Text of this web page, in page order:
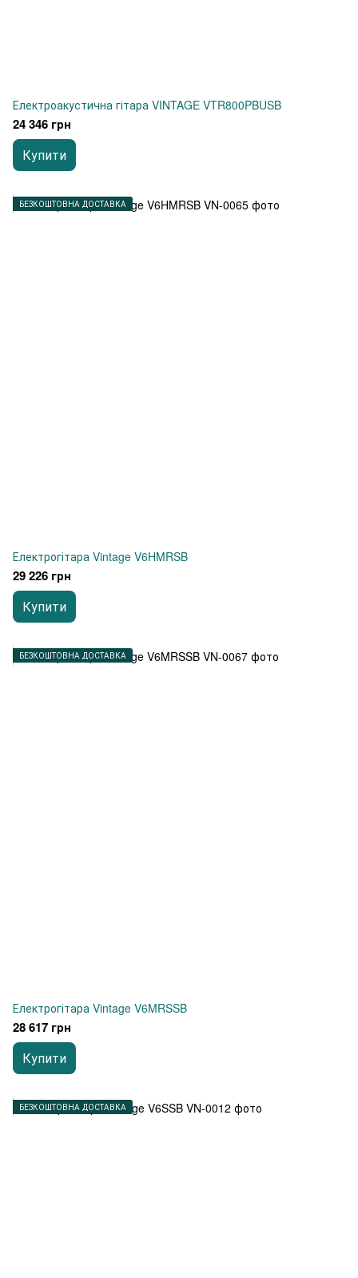
Електроакустична гітара VINTAGE VTR800PBUSB
24 346 грн
Купити
БЕЗКОШТОВНА ДОСТАВКА
Електрогітара Vintage V6HMRSB
29 226 грн
Купити
БЕЗКОШТОВНА ДОСТАВКА
Електрогітара Vintage V6MRSSB
28 617 грн
Купити
БЕЗКОШТОВНА ДОСТАВКА